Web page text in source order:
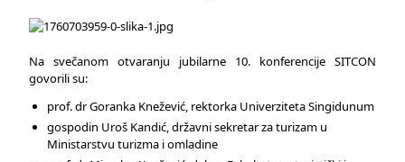
Na svečanom otvaranju jubilarne 10. konferencije SITCON
govorili su:
prof. dr Goranka Knežević, rektorka Univerziteta Singidunum
gospodin Uroš Kandić, državni sekretar za turizam u
Ministarstvu turizma i omladine